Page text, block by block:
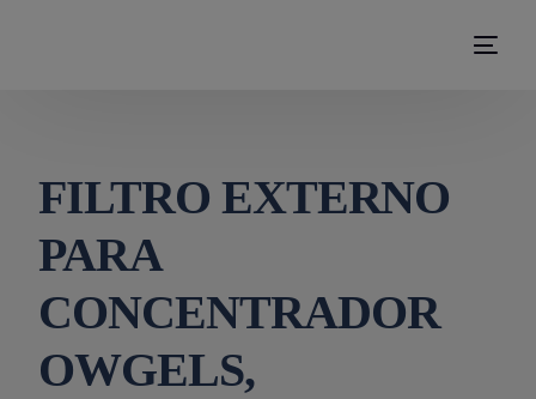
FILTRO EXTERNO
PARA
CONCENTRADOR
OWGELS,